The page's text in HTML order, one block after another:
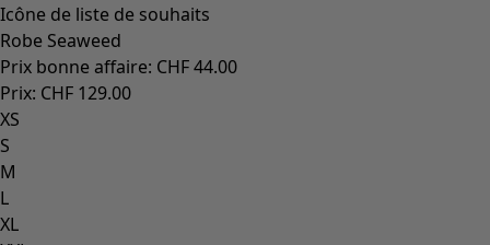
Icône de liste de souhaits
Robe Seaweed
Prix bonne affaire: CHF 44.00
Prix: CHF 129.00
XS
S
M
L
XL